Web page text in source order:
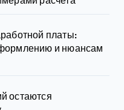
платы:
и нюансам
остаются